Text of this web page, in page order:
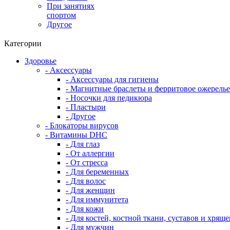
При занятиях
спортом
Другое
Категории
Здоровье
- Аксессуары
- Аксессуары для гигиены
- Магнитные браслеты и ферритовое ожерелье
- Носочки для педикюра
- Пластыри
- Другое
- Блокаторы вирусов
- Витамины DHC
- Для глаз
- От аллергии
- От стресса
- Для беременных
- Для волос
- Для женщин
- Для иммунитета
- Для кожи
- Для костей, костной ткани, суставов и
- Для мужчин